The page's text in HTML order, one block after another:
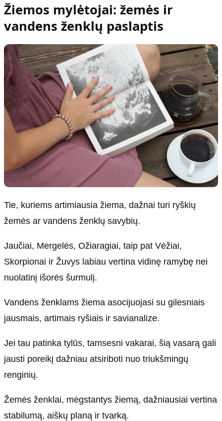
Žiemos mylėtojai: žemės ir
vandens ženklų paslaptis
Tie, kuriems artimiausia žiema, dažnai turi ryškių
žemės ar vandens ženklų savybių.
Jaučiai, Mergelės, Ožiaragiai, taip pat Vėžiai,
Skorpionai ir Žuvys labiau vertina vidinę ramybę nei
nuolatinį išorės šurmulį.
Vandens ženklams žiema asocijuojasi su gilesniais
jausmais, artimais ryšiais ir savianalize.
Jei tau patinka tylūs, tamsesni vakarai, šią vasarą gali
jausti poreikį dažniau atsiriboti nuo triukšmingų
renginių.
Žemės ženklai, mėgstantys žiemą, dažniausiai vertina
stabilumą, aiškų planą ir tvarką.